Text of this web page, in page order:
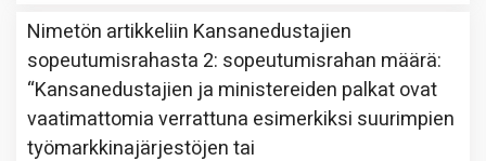
Nimetön artikkeliin Kansanedustajien
sopeutumisrahasta 2: sopeutumisrahan määrä:
“Kansanedustajien ja ministereiden palkat ovat
vaatimattomia verrattuna esimerkiksi suurimpien
työmarkkinajärjestöjen tai